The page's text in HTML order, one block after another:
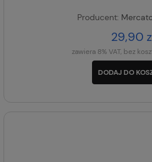
Producent:
29,90
zawiera 8% VAT, bez
DODAJ DO